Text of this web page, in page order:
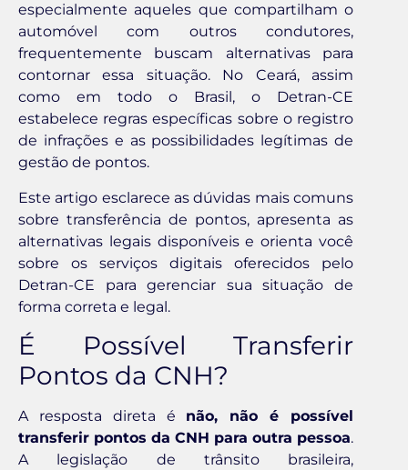
especialmente aqueles que compartilham o
automóvel com outros condutores,
frequentemente buscam alternativas para
contornar essa situação. No Ceará, assim
como em todo o Brasil, o Detran-CE
estabelece regras específicas sobre o registro
de infrações e as possibilidades legítimas de
gestão de pontos.
Este artigo esclarece as dúvidas mais comuns
sobre transferência de pontos, apresenta as
alternativas legais disponíveis e orienta você
sobre os serviços digitais oferecidos pelo
Detran-CE para gerenciar sua situação de
forma correta e legal.
É Possível Transferir
Pontos da CNH?
A resposta direta é não, não é possível
transferir pontos da CNH para outra pessoa.
A legislação de trânsito brasileira,